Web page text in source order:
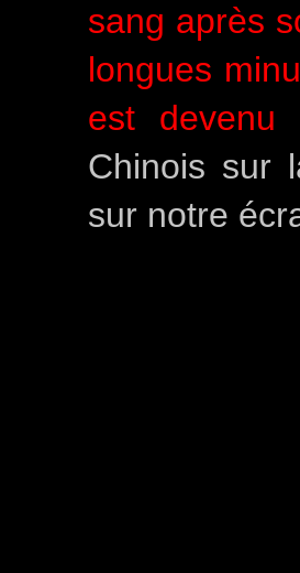
sang après
longues
est devenu
Chinois sur
sur notre